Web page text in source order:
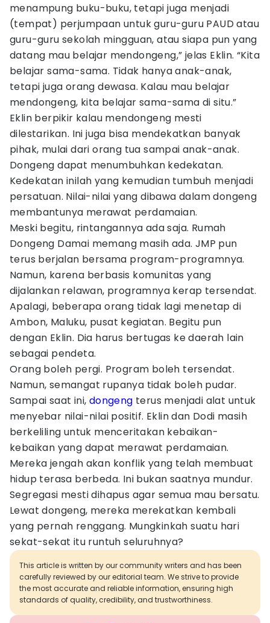
menampung buku-buku, tetapi juga menjadi
(tempat) perjumpaan untuk guru-guru PAUD atau
guru-guru sekolah mingguan, atau siapa pun yang
datang mau belajar mendongeng,” jelas Eklin. “Kita
belajar sama-sama. Tidak hanya anak-anak,
tetapi juga orang dewasa. Kalau mau belajar
mendongeng, kita belajar sama-sama di situ.”
Eklin berpikir kalau mendongeng mesti
dilestarikan. Ini juga bisa mendekatkan banyak
pihak, mulai dari orang tua sampai anak-anak.
Dongeng dapat menumbuhkan kedekatan.
Kedekatan inilah yang kemudian tumbuh menjadi
persatuan. Nilai-nilai yang dibawa dalam dongeng
membantunya merawat perdamaian.
Meski begitu, rintangannya ada saja. Rumah
Dongeng Damai memang masih ada. JMP pun
terus berjalan bersama program-programnya.
Namun, karena berbasis komunitas yang
dijalankan relawan, programnya kerap tersendat.
Apalagi, beberapa orang tidak lagi menetap di
Ambon, Maluku, pusat kegiatan. Begitu pun
dengan Eklin. Dia harus bertugas ke daerah lain
sebagai pendeta.
Orang boleh pergi. Program boleh tersendat.
Namun, semangat rupanya tidak boleh pudar.
Sampai saat ini, dongeng terus menjadi alat untuk
menyebar nilai-nilai positif. Eklin dan Dodi masih
berkeliling untuk menceritakan kebaikan-
kebaikan yang dapat merawat perdamaian.
Mereka jengah akan konflik yang telah membuat
hidup terasa berbeda. Ini bukan saatnya mundur.
Segregasi mesti dihapus agar semua mau bersatu.
Lewat dongeng, mereka merekatkan kembali
yang pernah renggang. Mungkinkah suatu hari
sekat-sekat itu runtuh seluruhnya?
This article is written by our community writers and has been
carefully reviewed by our editorial team. We strive to provide
the most accurate and reliable information, ensuring high
standards of quality, credibility, and trustworthiness.